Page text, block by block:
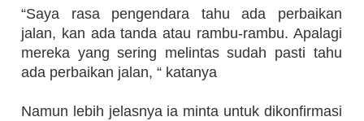
“Saya rasa pengendara tahu ada perbaikan
jalan, kan ada tanda atau rambu-rambu. Apalagi
mereka yang sering melintas sudah pasti tahu
ada perbaikan jalan, “ katanya
Namun lebih jelasnya ia minta untuk dikonfirmasi